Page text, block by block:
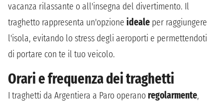
vacanza rilassante o all'insegna del divertimento. Il
traghetto rappresenta un'opzione ideale per raggiungere
l'isola, evitando lo stress degli aeroporti e permettendoti
di portare con te il tuo veicolo.
Orari e frequenza dei traghetti
I traghetti da Argentiera a Paro operano regolarmente,